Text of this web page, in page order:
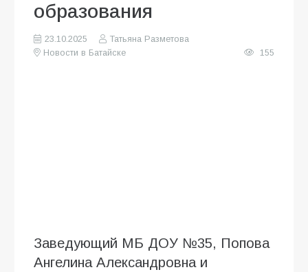
образования
23.10.2025
Татьяна Разметова
Новости в Батайске
155
Заведующий МБ ДОУ №35, Попова
Ангелина Александровна и